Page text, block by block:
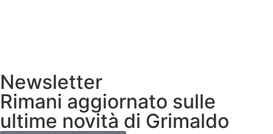
Newsletter
Rimani aggiornato sulle
ultime novità di Grimaldo